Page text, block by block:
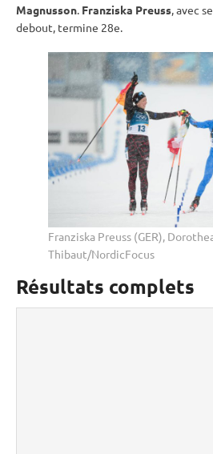
Magnusson. Franziska Preuss, avec
debout, termine 28e.
Franziska Preuss (GER),
Thibaut/NordicFocus
Résultats complets